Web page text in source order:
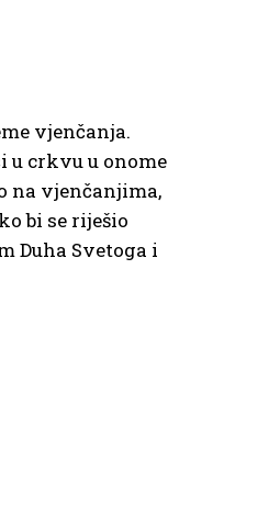
vjenčanja.
u crkvu u onome
na vjenčanjima,
bi se riješio
Duha Svetoga i